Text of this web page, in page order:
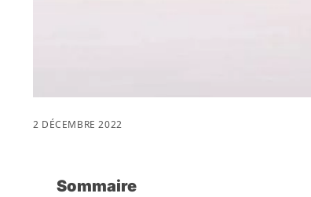
2 DÉCEMBRE 2022
Sommaire